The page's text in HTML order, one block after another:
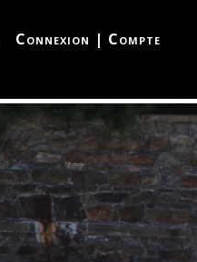
Connexion | Compte